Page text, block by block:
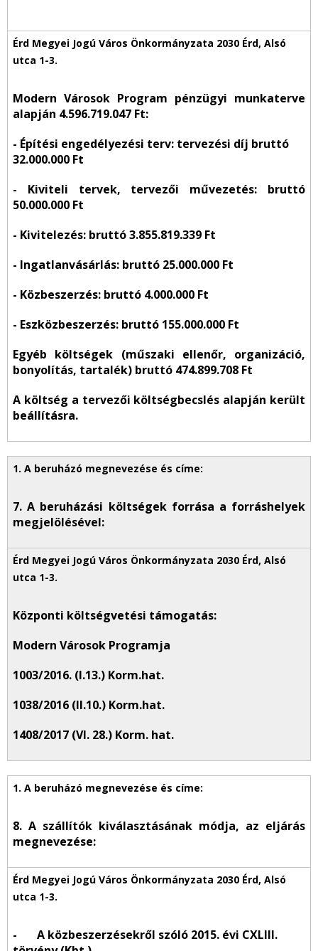
Modern Városok Program pénzügyi munkaterve
alapján 4.596.719.047 Ft:
- Építési engedélyezési terv: tervezési díj bruttó
32.000.000 Ft
- Kiviteli tervek, tervezői művezetés: bruttó
50.000.000 Ft
- Kivitelezés: bruttó 3.855.819.339 Ft
- Ingatlanvásárlás: bruttó 25.000.000 Ft
- Közbeszerzés: bruttó 4.000.000 Ft
- Eszközbeszerzés: bruttó 155.000.000 Ft
Egyéb költségek (műszaki ellenőr, organizáció,
bonyolítás, tartalék) bruttó 474.899.708 Ft
A költség a tervezői költségbecslés alapján került
beállításra.
7. A beruházási költségek forrása a forráshelyek
megjelölésével:
Központi költségvetési támogatás:
Modern Városok Programja
1003/2016. (I.13.) Korm.hat.
1038/2016 (II.10.) Korm.hat.
1408/2017 (VI. 28.) Korm. hat.
8. A szállítók kiválasztásának módja, az eljárás
megnevezése:
- A közbeszerzésekről szóló 2015. évi CXLIII.